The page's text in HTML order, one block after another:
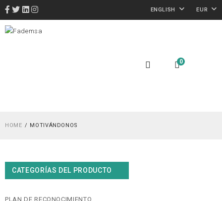
ENGLISH EUR
0
HOME MOTIVÁNDONOS
CATEGORÍAS DEL PRODUCTO
PLAN DE RECONOCIMIENTO